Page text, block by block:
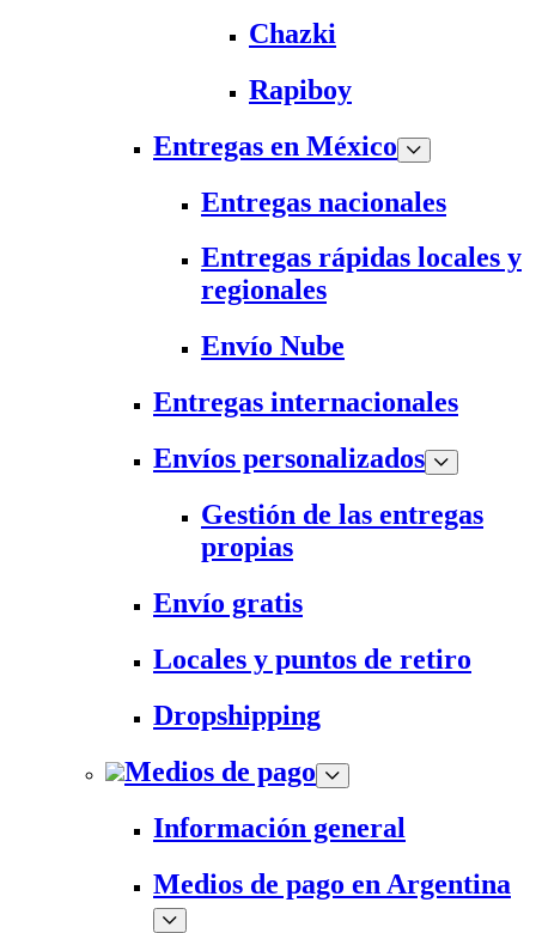
Chazki
Rapiboy
Entregas en México
Entregas nacionales
Entregas rápidas locales y
regionales
Envío Nube
Entregas internacionales
Envíos personalizados
Gestión de las entregas
propias
Envío gratis
Locales y puntos de retiro
Dropshipping
Medios de pago
Información general
Medios de pago en Argentina